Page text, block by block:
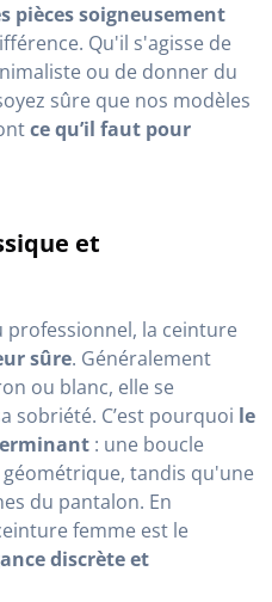
pièces soigneusement
Qu'il s'agisse de
ou de donner du
sûre que nos modèles
ce qu’il faut pour
et
la ceinture
sûre. Généralement
ou blanc, elle se
sobriété. C’est pourquoi le
: une boucle
tandis qu'une
du pantalon. En
femme est le
discrète et